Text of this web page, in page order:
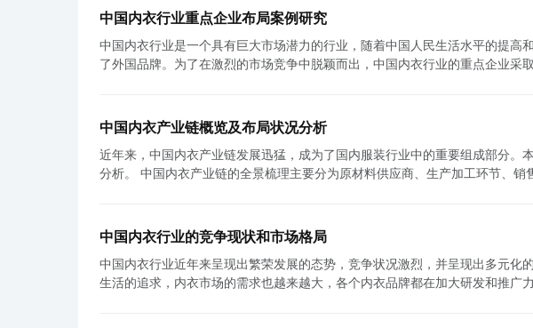
整体发展状况的参考。同时，一些专业网站和媒体也会发布关于服装行业市场规模、
可以通过企业内部数据、市场调研数据和第三方数据等多种数据来源进行综合
销。零售商的形式多样，包括专卖店、百货商场、电商等。特别是近年来电商
可以在网上随时随地购买到自己喜欢的内衣，而且价格相对较低，更加方便和
会，通过线上销售打开市场。 除了女士内衣产业链的各个环节，还有一些配套产业也得到了不断发展。首先是内衣设计师和模特。
内衣设计师通过不断研究时尚潮流和市场需求，设计出新颖、时尚的内衣款
究机构和培训机构。这些机构致力于内衣产业的研究和创新，提供有关最新市
景及其配套产业的发展呈现出繁荣的态势。各个环节之间的密切合作和互相支
的不断升级和市场竞争的加剧，相信女士内衣产业链及其配套产业会在未来继
费者的多元化需求。 其次，内衣企业应加强品牌建设和推广，塑造有特色的品牌形象和品牌文化。在市场上，消费者愿意购买有认
同感和信任感的内衣品牌。因此，内衣企业需要通过宣传推广、品牌合作和
品牌形象还需要加强品牌的社会责任感，积极参与公益活动，塑造品牌的正面形象。 第三，内衣企业应加强线上渠道
展。随着互联网的普及，越来越多的消费者倾向于在线上购买内衣产品。因此
和质量管理，确保产品的舒适、安全和耐用性。同时，要提供周到的售后服务
低，有待进一步提升。因此，内衣企业可以参加国际展会，开展海外市场调研
跨国合作伙伴，进行品牌推广和销售渠道的拓展。 综上所述，中国内衣行业市场前景潜力巨大，然而在竞争激烈的市场环境中，内
力。
中国内衣行业重点企业布局案例研究
中国内衣行业是一个具有巨大市场潜力的行业，随着中国人民生活水平的提高
了外国品牌。为了在激烈的市场竞争中脱颖而出，中国内衣行业的重点企业采
试。例如，某企业推出的“无钢圈文胸”引起了市场轰动，因为它采用了一种新
和塑形效果。这种创新设计获得了消费者的高度认可，进一步提升了该企业的市场地位。 其次，中国内衣行业的重
建设。他们积极开发线上和线下渠道，以满足不同消费者的需求。在线上渠道
合作，提供方便快捷的购物体验。同时，在线下渠道方面，他们积极开设门店
名时尚博主合作，在社交媒体上开展品牌推广活动，吸引了大量粉丝和潜在消
装秀等行业盛事，展示最新产品和设计，与业内专家、媒体和消费者进行深入
象，也增加了销售额和市场份额。 综上所述，中国内衣行业的重点企业通过产品创新、渠道建设和品牌推广等方式进行了巧妙的布
局，为企业的长期发展奠定了坚实基础。然而，需要指出的是，布局只是成功
中国内衣产业链概览及布局状况分析
近年来，中国内衣产业链发展迅猛，成为了国内服装行业中的重要组成部分。
分析。 中国内衣产业链的全景梳理主要分为原材料供应商、生产加工环节、销售渠道以及品牌营销四个方面。 首先，原材料供应
中国内衣生产加工业有着颇具竞争力的优势。中国内衣企业经过多年的努力，
大。同时，中国内衣产业还形成了一批专业的生产加工基地，如广东、浙江
成了完整的产业链，实现了集约化的生产。 第三，销售渠道是内衣产业链的重要一环。以前，内衣销售主要依赖于传统的实体店，
但随着电子商务的兴起，线上销售渠道逐渐发展起来。当前，国内很多知名的
中国内衣行业的竞争现状和市场格局
中国内衣行业近年来呈现出繁荣发展的态势，竞争状况激烈，并呈现出多元化
生活的追求，内衣市场的需求也越来越大，各个内衣品牌都在加大研发和推广力度，争夺市场份额。